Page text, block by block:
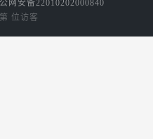
台的开发者阅读。
网安备22010202000840
位访客